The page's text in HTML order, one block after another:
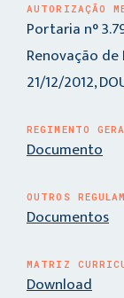
AUTORIZAÇÃO
Portaria n°
Renovação
21/12/2012,
REGIMENTO
Documento
OUTROS
Documentos
MATRIZ
Download